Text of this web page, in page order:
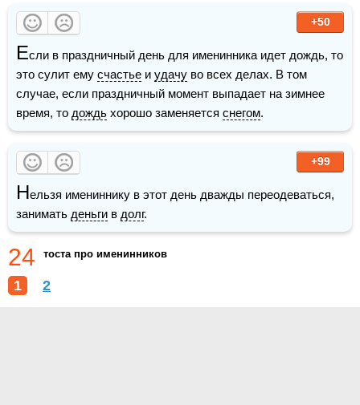
+50
Если в праздничный день для именинника идет дождь, то
это сулит ему счастье и удачу во всех делах. В том
случае, если праздничный момент выпадает на зимнее
время, то дождь хорошо заменяется снегом.
+99
Нельзя имениннику в этот день дважды переодеваться,
занимать деньги в долг.
24 тоста про именинников
1 2